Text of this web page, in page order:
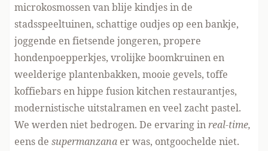
microkosmossen van blije kindjes in de
stadsspeeltuinen, schattige oudjes op een bankje,
joggende en fietsende jongeren, propere
hondenpoepperkjes, vrolijke boomkruinen en
weelderige plantenbakken, mooie gevels, toffe
koffiebars en hippe fusion kitchen restaurantjes,
modernistische uitstalramen en veel zacht pastel.
We werden niet bedrogen. De ervaring inreal-time,
eens de supermanzana er was, ontgoochelde niet.